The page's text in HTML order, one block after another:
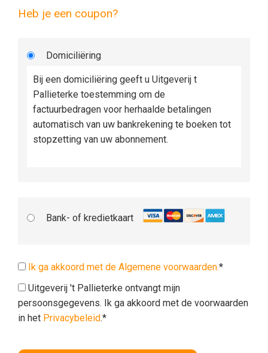
Heb je een coupon?
Domiciliëring
Bij een domiciliëring geeft u Uitgeverij t
Pallieterke toestemming om de
factuurbedragen voor herhaalde betalingen
automatisch van uw bankrekening te boeken tot
stopzetting van uw abonnement.
Bank- of kredietkaart
Ik ga akkoord met de Algemene voorwaarden.*
Uitgeverij 't Pallieterke ontvangt mijn
persoonsgegevens. Ik ga akkoord met de voorwaarden
in het Privacybeleid.*